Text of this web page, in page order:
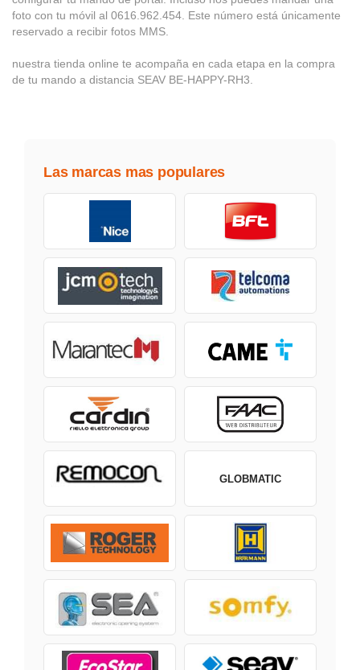
foto con tu móvil al 0616.962.454. Este número está únicamente
reservado a recibir fotos MMS.
nuestra tienda online te acompaña en cada etapa en la compra
de tu mando a distancia SEAV BE-HAPPY-RH3.
Las marcas mas populares
GLOBMATIC